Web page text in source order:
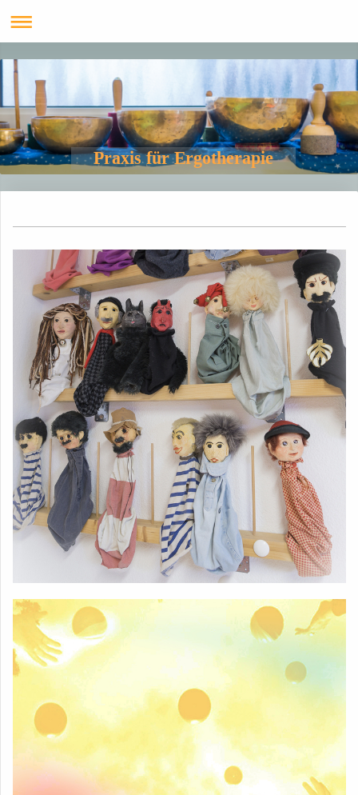
Praxis für Ergotherapie